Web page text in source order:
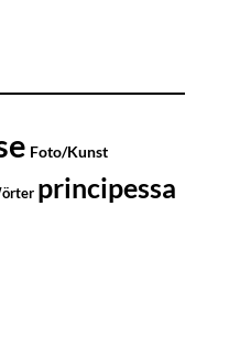
Foto/Kunst
principessa